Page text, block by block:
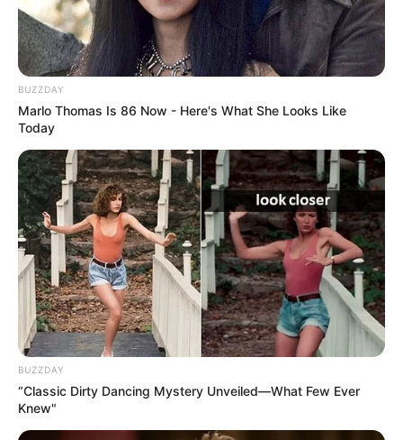
Seitenbesuchern eingetragen wurden:
Zeppelinmuseum in Neu-Isenburg/Zeppelinheim -
Eine Ausstellung mit Original-Exponaten aus der
Ära der Zeppelin-Luftschifffahrt. Informationen unter
www.zeppelin-museum-zeppelinheim.de
Modellbahnparadies in Mühlheim am Main - Eine
H0-Schauanlage in Form einer Gebirgslandschaft,
in der die Eisenbahn in der Zeit der endenden
Dampflok-Ära gezeigt wird. Informationen unterww
w.modellbahn-paradies.com.
Zoo Frankfurt - Am östlichen Rand der Innenstadt
liegend, gehört der bereits 1874 hier eröffnete Zoo
zu den ältesten Anlagen dieser Art in Deutschland.
Informationen unter
www.zoo-frankfurt.de.
Goethe Haus in Frankfurt - Der in Frankfurt
geborene Johann Wolfgang Goethe lebte bis 1765
in diesem Wohnhaus, das sein Vater 1755 erbauen
BUZZDAY
Marlo Thomas Is 86 Now - Here's What She Looks Like
Today
BUZZDAY
“Classic Dirty Dancing Mystery Unveiled—What Few Ever
Knew"